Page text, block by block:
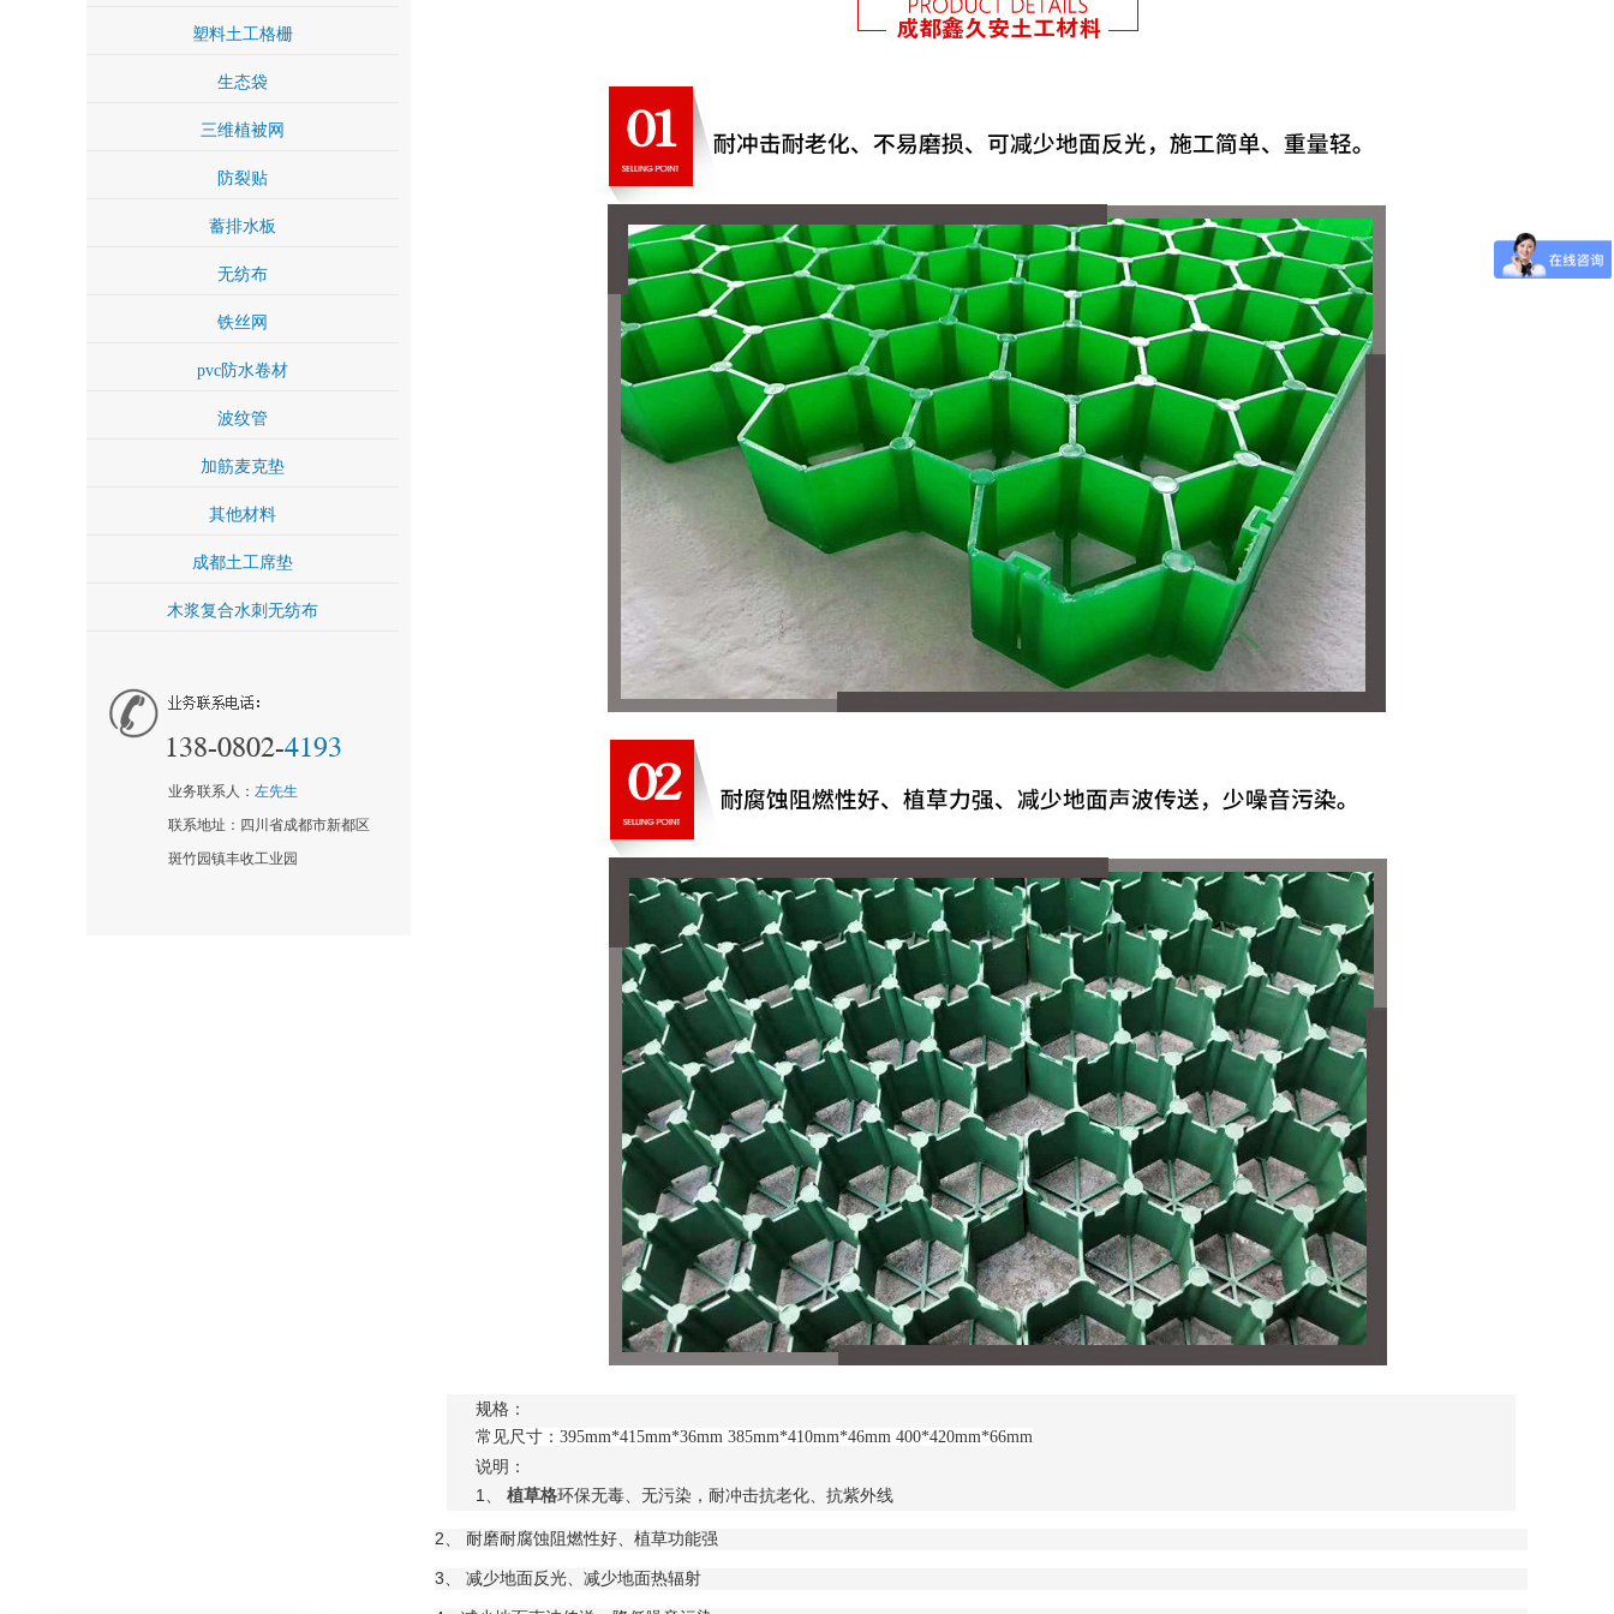
塑料土工格栅
生态袋
三维植被网
防裂贴
蓄排水板
无纺布
铁丝网
pvc防水卷材
波纹管
加筋麦克垫
其他材料
成都土工席垫
木浆复合水刺无纺布
业务联系人： 左先生
联系地址：四川省成都市新都区
斑竹园镇丰收工业园
规格：
常见尺寸：395mm*415mm*36mm 385mm*410mm*46mm 400*420mm*66mm
说明：
1、
植草格环保无毒、无污染，耐冲击抗老化、抗紫外线
2、 耐磨耐腐蚀阻燃性好、植草功能强
3、 减少地面反光、减少地面热辐射